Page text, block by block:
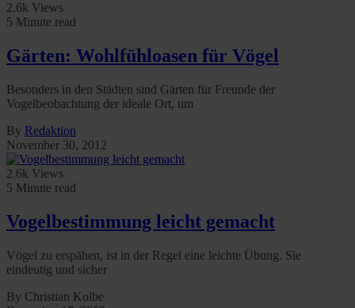
2.6k Views
5 Minute read
Gärten: Wohlfühloasen für Vögel
Besonders in den Städten sind Gärten für Freunde der
Vogelbeobachtung der ideale Ort, um
By Redaktion
November 30, 2012
2.6k Views
5 Minute read
Vogelbestimmung leicht gemacht
Vögel zu erspähen, ist in der Regel eine leichte Übung. Sie
eindeutig und sicher
By Christian Kolbe